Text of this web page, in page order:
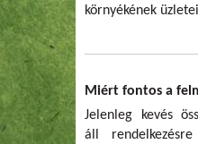
környékének
Miért fontos a
Jelenleg kevés
áll